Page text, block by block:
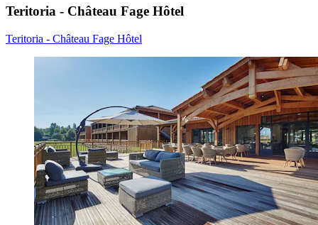
Teritoria - Château Fage Hôtel
Teritoria - Château Fage Hôtel